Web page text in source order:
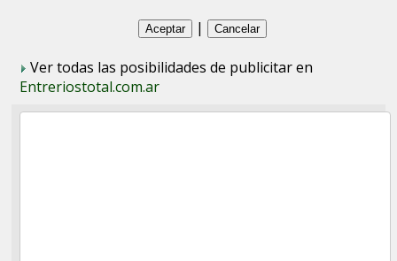
|
Ver todas las posibilidades de publicitar en
Entreriostotal.com.ar